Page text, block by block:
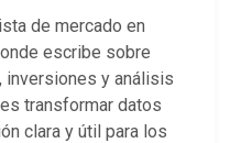
de mercado en
escribe sobre
inversiones y análisis
transformar datos
clara y útil para los